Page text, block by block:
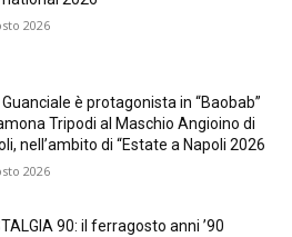
2026
Guanciale è protagonista in “Baobab”
Tripodi al Maschio Angioino di
nell’ambito di “Estate a Napoli 2026
2026
90: il ferragosto anni ’90